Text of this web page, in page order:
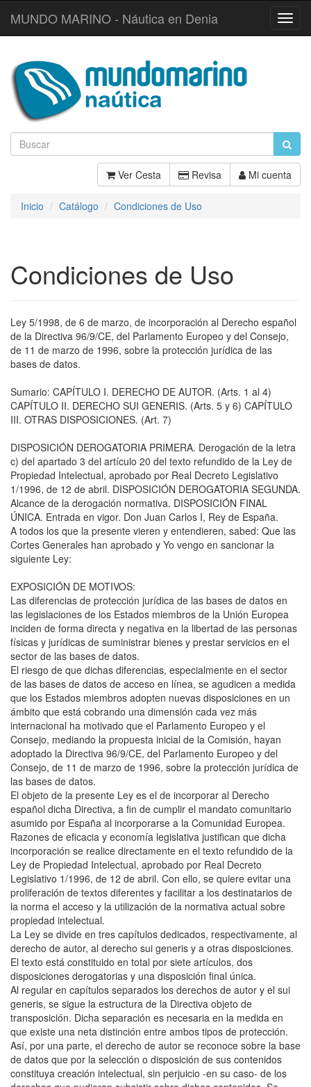
MUNDO MARINO - Náutica en Denia
Ver Cesta Revisa Mi cuenta
Inicio Catálogo Condiciones de Uso
Condiciones de Uso
Ley 5/1998, de 6 de marzo, de incorporación al Derecho español
de la Directiva 96/9/CE, del Parlamento Europeo y del Consejo,
de 11 de marzo de 1996, sobre la protección jurídica de las
bases de datos.
Sumario: CAPÍTULO I. DERECHO DE AUTOR. (Arts. 1 al 4)
CAPÍTULO II. DERECHO SUI GENERIS. (Arts. 5 y 6) CAPÍTULO
III. OTRAS DISPOSICIONES. (Art. 7)
DISPOSICIÓN DEROGATORIA PRIMERA. Derogación de la letra
c) del apartado 3 del artículo 20 del texto refundido de la Ley de
Propiedad Intelectual, aprobado por Real Decreto Legislativo
1/1996, de 12 de abril. DISPOSICIÓN DEROGATORIA SEGUNDA.
Alcance de la derogación normativa. DISPOSICIÓN FINAL
ÚNICA. Entrada en vigor. Don Juan Carlos I, Rey de España.
A todos los que la presente vieren y entendieren, sabed: Que las
Cortes Generales han aprobado y Yo vengo en sancionar la
siguiente Ley:
EXPOSICIÓN DE MOTIVOS:
Las diferencias de protección jurídica de las bases de datos en
las legislaciones de los Estados miembros de la Unión Europea
inciden de forma directa y negativa en la libertad de las personas
físicas y jurídicas de suministrar bienes y prestar servicios en el
sector de las bases de datos.
El riesgo de que dichas diferencias, especialmente en el sector
de las bases de datos de acceso en línea, se agudicen a medida
que los Estados miembros adopten nuevas disposiciones en un
ámbito que está cobrando una dimensión cada vez más
internacional ha motivado que el Parlamento Europeo y el
Consejo, mediando la propuesta inicial de la Comisión, hayan
adoptado la Directiva 96/9/CE, del Parlamento Europeo y del
Consejo, de 11 de marzo de 1996, sobre la protección jurídica de
las bases de datos.
El objeto de la presente Ley es el de incorporar al Derecho
español dicha Directiva, a fin de cumplir el mandato comunitario
asumido por España al incorporarse a la Comunidad Europea.
Razones de eficacia y economía legislativa justifican que dicha
incorporación se realice directamente en el texto refundido de la
Ley de Propiedad Intelectual, aprobado por Real Decreto
Legislativo 1/1996, de 12 de abril. Con ello, se quiere evitar una
proliferación de textos diferentes y facilitar a los destinatarios de
la norma el acceso y la utilización de la normativa actual sobre
propiedad intelectual.
La Ley se divide en tres capítulos dedicados, respectivamente, al
derecho de autor, al derecho sui generis y a otras disposiciones.
El texto está constituido en total por siete artículos, dos
disposiciones derogatorias y una disposición final única.
Al regular en capítulos separados los derechos de autor y el sui
generis, se sigue la estructura de la Directiva objeto de
transposición. Dicha separación es necesaria en la medida en
que existe una neta distinción entre ambos tipos de protección.
Así, por una parte, el derecho de autor se reconoce sobre la base
de datos que por la selección o disposición de sus contenidos
constituya creación intelectual, sin perjuicio -en su caso- de los